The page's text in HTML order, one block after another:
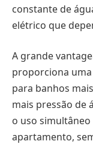
constante de
elétrico que
A grande
proporciona uma
para banhos
mais pressão de
o uso
apartamento,